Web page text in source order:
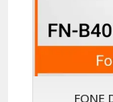
FONE